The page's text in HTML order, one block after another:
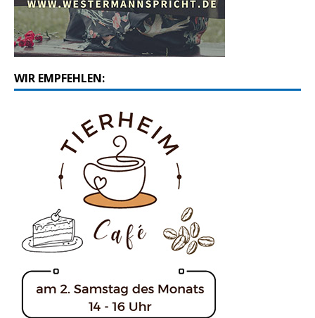
WIR EMPFEHLEN: